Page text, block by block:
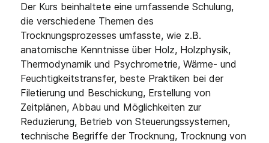
Der Kurs beinhaltete eine umfassende Schulung,
die verschiedene Themen des
Trocknungsprozesses umfasste, wie z.B.
anatomische Kenntnisse über Holz, Holzphysik,
Thermodynamik und Psychrometrie, Wärme- und
Feuchtigkeitstransfer, beste Praktiken bei der
Filetierung und Beschickung, Erstellung von
Zeitplänen, Abbau und Möglichkeiten zur
Reduzierung, Betrieb von Steuerungssystemen,
technische Begriffe der Trocknung, Trocknung von